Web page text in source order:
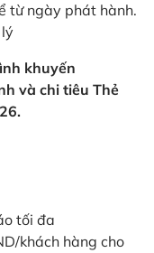
từ ngày phát hành.
khuyến
và chi tiêu Thẻ
tối đa
khách hàng cho